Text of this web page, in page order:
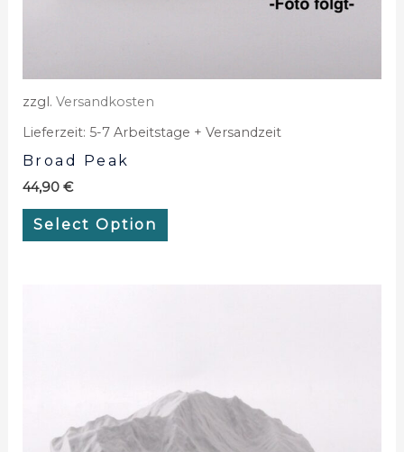
zzgl. Versandkosten
Lieferzeit: 5-7 Arbeitstage + Versandzeit
Broad Peak
44,90 €
Select Option